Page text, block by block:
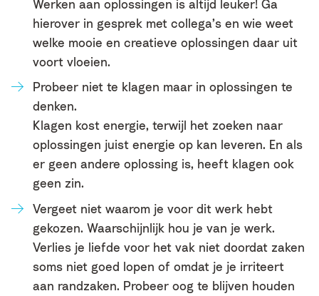
Werken aan oplossingen is altijd leuker! Ga
hierover in gesprek met collega’s en wie weet
welke mooie en creatieve oplossingen daar uit
voort vloeien.
Probeer niet te klagen maar in oplossingen te
denken.
Klagen kost energie, terwijl het zoeken naar
oplossingen juist energie op kan leveren. En als
er geen andere oplossing is, heeft klagen ook
geen zin.
Vergeet niet waarom je voor dit werk hebt
gekozen. Waarschijnlijk hou je van je werk.
Verlies je liefde voor het vak niet doordat zaken
soms niet goed lopen of omdat je je irriteert
aan randzaken. Probeer oog te blijven houden